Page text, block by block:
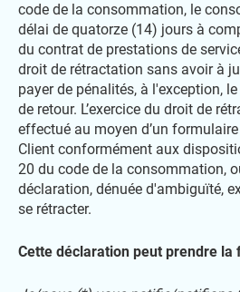
code de la consommation, le
délai de quatorze (14) jours à
du contrat de prestations de
droit de rétractation sans avoir à
payer de pénalités, à l'exception,
de retour. L’exercice du droit de
effectué au moyen d’un
Client conformément aux
20 du code de la consommation,
déclaration, dénuée d'ambiguïté,
se rétracter.
Cette déclaration peut prendre la